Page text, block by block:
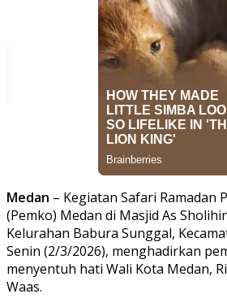
Medan – Kegiatan Safari Ramadan
(Pemko) Medan di Masjid As
Kelurahan Babura Sunggal,
Senin (2/3/2026), menghadirkan
menyentuh hati Wali Kota Medan,
Waas.